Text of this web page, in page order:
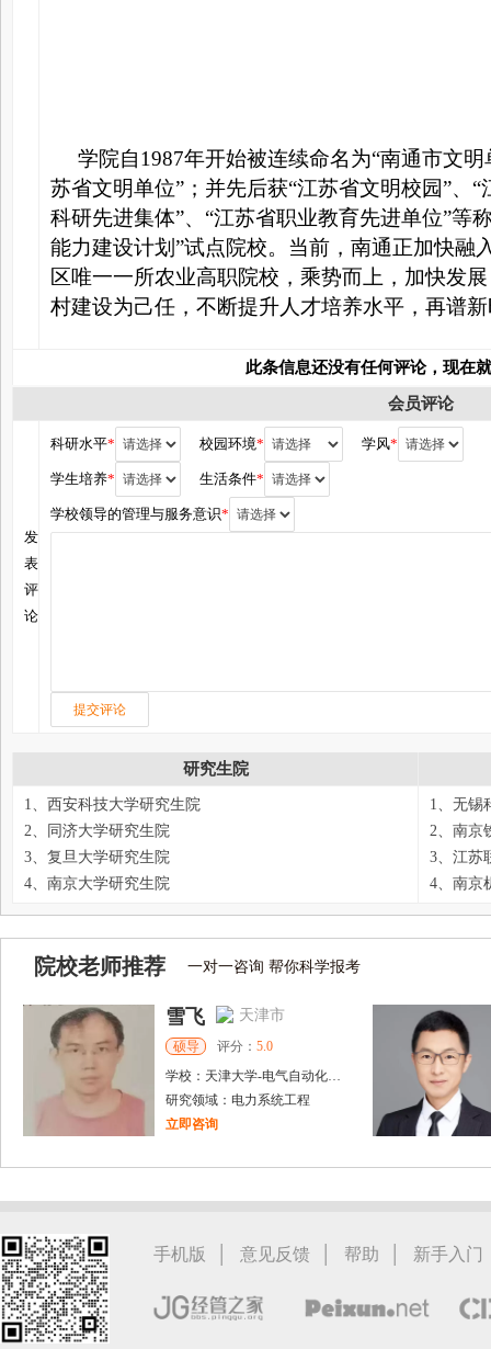
学院自1987年开始被连续命名为“南通市文明
苏省文明单位”；并先后获“江苏省文明校园”、
科研先进集体”、“江苏省职业教育先进单位”等
能力建设计划”试点院校。当前，南通正加快融
区唯一一所农业高职院校，乘势而上，加快发
村建设为己任，不断提升人才培养水平，再谱
此条信息还没有任何评论，现在
会员评论
发
表
评
论
科研水平* 校园环境* 学风*
学生培养* 生活条件*
学校领导的管理与服务意识*
研究生院
1、西安科技大学研究生院
2、同济大学研究生院
3、复旦大学研究生院
4、南京大学研究生院
1、无锡
2、南京
3、江苏
4、南京
院校老师推荐 一对一咨询 帮你科学报考
雪飞 天津市
硕导 评分： 5.0
学校： 天津大学-电气自动化与信息工程
研究领域： 电力系统工程
立即咨询
立即咨询
手机版 | 意见反馈 | 帮助 | 新手入门